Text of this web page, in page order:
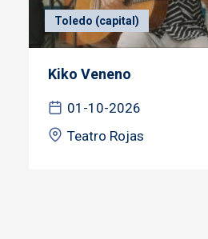
Toledo (capital)
Kiko Veneno
01-10-2026
Teatro Rojas